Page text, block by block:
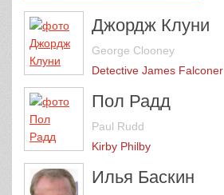
Джордж Клуни
George Clooney
Detective James Falconer
Пол Радд
Paul Rudd
Kirby Philby
Илья Баскин